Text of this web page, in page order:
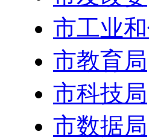
市工业
市教育局
市科技局
市数据局